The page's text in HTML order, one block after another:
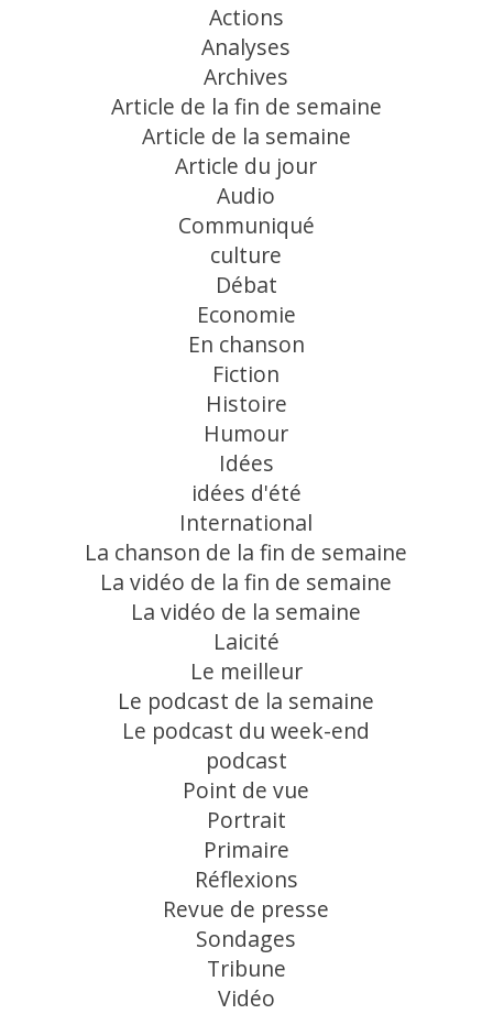
Actions
Analyses
Archives
Article de la fin de semaine
Article de la semaine
Article du jour
Audio
Communiqué
culture
Débat
Economie
En chanson
Fiction
Histoire
Humour
Idées
idées d'été
International
La chanson de la fin de semaine
La vidéo de la fin de semaine
La vidéo de la semaine
Laicité
Le meilleur
Le podcast de la semaine
Le podcast du week-end
podcast
Point de vue
Portrait
Primaire
Réflexions
Revue de presse
Sondages
Tribune
Vidéo